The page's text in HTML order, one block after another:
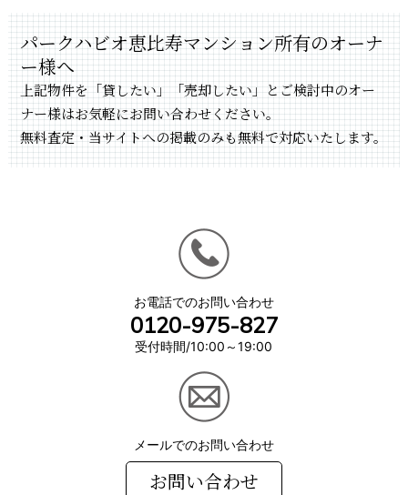
パークハビオ恵比寿マンション所有のオーナ
ー様へ
上記物件を「貸したい」「売却したい」とご検討中のオー
ナー様はお気軽にお問い合わせください。
無料査定・当サイトへの掲載のみも無料で対応いたします。
お電話でのお問い合わせ
0120-975-827
受付時間/10:00～19:00
メールでのお問い合わせ
お問い合わせ